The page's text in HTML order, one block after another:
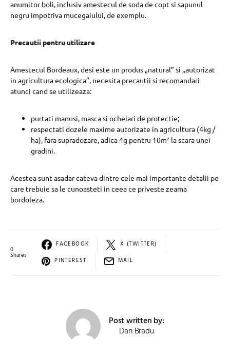
anumitor boli, inclusiv amestecul de soda de copt si sapunul
negru impotriva mucegaiului, de exemplu.
Precautii pentru utilizare
Amestecul Bordeaux, desi este un produs „natural” si „autorizat
in agricultura ecologica”, necesita precautii si recomandari
atunci cand se utilizeaza:
purtati manusi, masca si ochelari de protectie;
respectati dozele maxime autorizate in agricultura (4kg /
ha), fara supradozare, adica 4g pentru 10m² la scara unei
gradini.
Acestea sunt asadar cateva dintre cele mai importante detalii pe
care trebuie sa le cunoasteti in ceea ce priveste zeama
bordoleza.
0
Shares
FACEBOOK
X (TWITTER)
PINTEREST
MAIL
Post written by:
Dan Bradu